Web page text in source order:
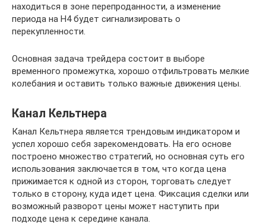
находиться в зоне перепроданности, а изменение
периода на Н4 будет сигнализировать о
перекупленности.
Основная задача трейдера состоит в выборе
временного промежутка, хорошо отфильтровать мелкие
колебания и оставить только важные движения цены.
Канал Кельтнера
Канал Кельтнера является трендовым индикатором и
успел хорошо себя зарекомендовать. На его основе
построено множество стратегий, но основная суть его
использования заключается в том, что когда цена
прижимается к одной из сторон, торговать следует
только в сторону, куда идет цена. Фиксация сделки или
возможный разворот цены может наступить при
подходе цена к середине канала.